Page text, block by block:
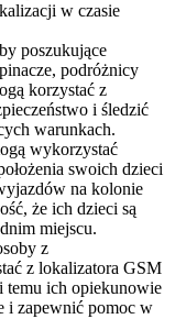
w czasie
poszukujące
podróżnicy
korzystać z
i śledzić
warunkach.
wykorzystać
swoich dzieci
na kolonie
że ich dzieci są
miejscu.
z
z lokalizatora GSM
temu ich opiekunowie
i zapewnić pomoc w